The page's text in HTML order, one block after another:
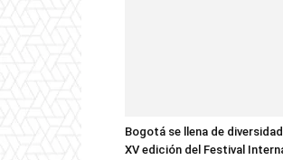
Bogotá se llena de
XV edición del Festival